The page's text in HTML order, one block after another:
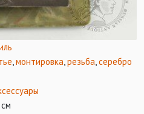
,монтировка,резьба,серебро